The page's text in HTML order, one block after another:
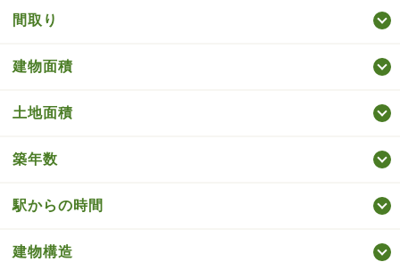
間取り
建物面積
土地面積
築年数
駅からの時間
建物構造